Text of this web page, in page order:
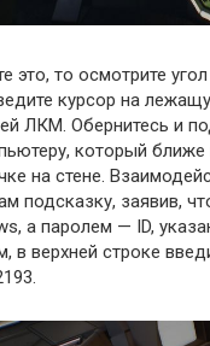
это, то осмотрите
курсор на
ЛКМ. Обернитесь и
который
на стене.
подсказку, заявив,
а паролем — ID,
в верхней строке